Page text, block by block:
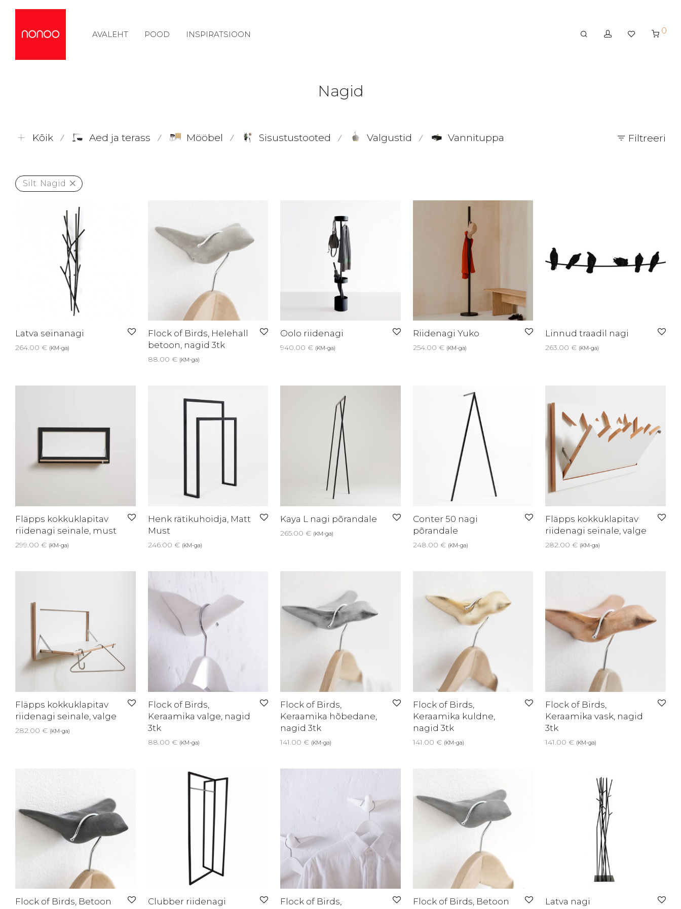
AVALEHT POOD INSPIRATSIOON 0
Nagid
Filtreeri
Kõik ⁄ Aed ja terass ⁄ Mööbel ⁄ Sisustustooted ⁄ Valgustid ⁄ Vannituppa
Silt: Nagid
Latva seinanagi
264.00 € (KM-ga)
Flock of Birds, Helehall
betoon, nagid 3tk
88.00 € (KM-ga)
Oolo riidenagi
940.00 € (KM-ga)
Riidenagi Yuko
254.00 € (KM-ga)
Linnud traadil nagi
263.00 € (KM-ga)
Fläpps kokkuklapitav
riidenagi seinale, must
299.00 € (KM-ga)
Henk rätikuhoidja, Matt
Must
246.00 € (KM-ga)
Kaya L nagi põrandale
265.00 € (KM-ga)
Conter 50 nagi
põrandale
248.00 € (KM-ga)
Fläpps kokkuklapitav
riidenagi seinale, valge
282.00 € (KM-ga)
Fläpps kokkuklapitav
riidenagi seinale, valge
282.00 € (KM-ga)
Flock of Birds,
Keraamika valge, nagid
3tk
88.00 € (KM-ga)
Flock of Birds,
Keraamika hõbedane,
nagid 3tk
141.00 € (KM-ga)
Flock of Birds,
Keraamika kuldne,
nagid 3tk
141.00 € (KM-ga)
Flock of Birds,
Keraamika vask, nagid
3tk
141.00 € (KM-ga)
Flock of Birds, Betoon
Clubber riidenagi
Flock of Birds,
Flock of Birds, Betoon
Latva nagi